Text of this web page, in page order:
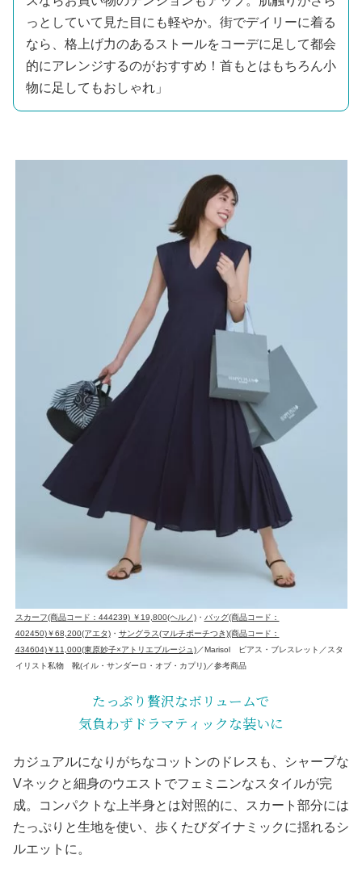
っとしていて見た目にも軽やか。街でデイリーに着る
なら、格上げ力のあるストールをコーデに足して都会
的にアレンジするのがおすすめ！首もとはもちろん小
物に足してもおしゃれ」
スカーフ(商品コード：444239) ￥19,800(ヘルノ)・ バッグ(商品コード：
402450)￥68,200(アエタ)・ サングラス(マルチポーチつき)(商品コード：
434604)￥11,000(東原妙子×アトリエブルージュ)／Marisol ピアス・ブレスレット／スタ
イリスト私物 靴(イル・サンダーロ・オブ・カプリ)／参考商品
たっぷり贅沢なボリュームで
気負わずドラマティックな装いに
カジュアルになりがちなコットンのドレスも、シャープな
Vネックと細身のウエストでフェミニンなスタイルが完
成。コンパクトな上半身とは対照的に、スカート部分には
たっぷりと生地を使い、歩くたびダイナミックに揺れるシ
ルエットに。